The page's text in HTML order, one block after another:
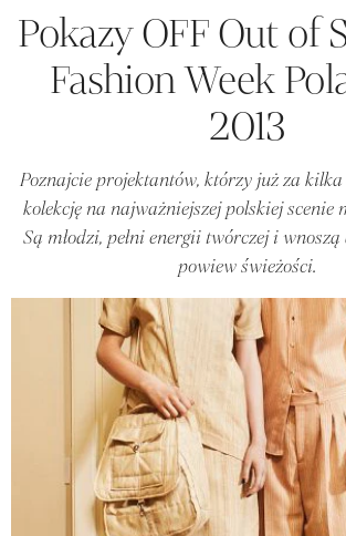
Pokazy OFF Out of
Fashion Week
2013
Poznajcie projektantów, którzy już za
kolekcję na najważniejszej polskiej scenie
Są młodzi, pełni energii twórczej i
powiew świeżości.